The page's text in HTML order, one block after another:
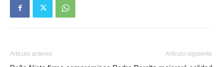
Artículo anterior Artículo siguiente